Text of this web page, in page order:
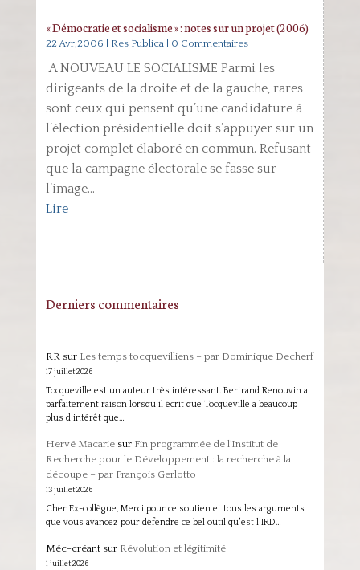
« Démocratie et socialisme » : notes sur un projet (2006)
22 Avr,2006 Res Publica| 0 Commentaires
A NOUVEAU LE SOCIALISME Parmi les
dirigeants de la droite et de la gauche, rares
sont ceux qui pensent qu’une candidature à
l’élection présidentielle doit s’appuyer sur un
projet complet élaboré en commun. Refusant
que la campagne électorale se fasse sur
l’image...
Lire
Derniers commentaires
RRsur Les temps tocquevilliens – par Dominique Decherf
17 juillet 2026
Tocqueville est un auteur très intéressant. Bertrand Renouvin a
parfaitement raison lorsqu'il écrit que Tocqueville a beaucoup
plus d'intérêt que…
Hervé Macariesur Fin programmée de l’Institut de
Recherche pour le Développement : la recherche à la
découpe – par François Gerlotto
13 juillet 2026
Cher Ex-collègue, Merci pour ce soutien et tous les arguments
que vous avancez pour défendre ce bel outil qu'est l'IRD…
Méc-créantsur Révolution et légitimité
1 juillet 2026